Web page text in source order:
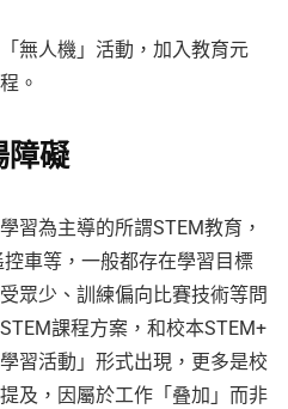
無人機」活動，加入教育元
。
障礙
習為主導的所謂STEM教育，
車等，一般都存在學習目標
眾少、訓練偏向比賽技術等問
課程方案，和校本STEM+
習活動」形式出現，更多是校
及，因屬於工作「叠加」而非